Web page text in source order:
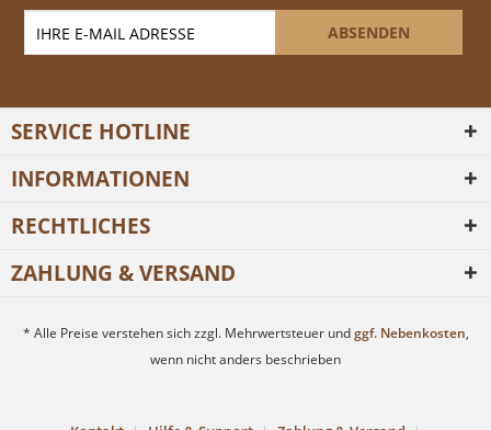
ABSENDEN
SERVICE HOTLINE
INFORMATIONEN
RECHTLICHES
ZAHLUNG & VERSAND
* Alle Preise verstehen sich zzgl. Mehrwertsteuer undggf. Nebenkosten,
wenn nicht anders beschrieben